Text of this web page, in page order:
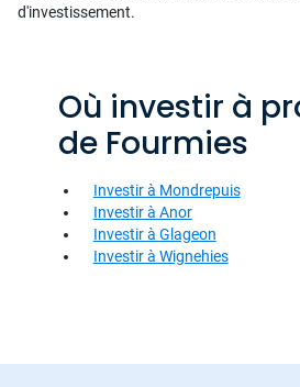
d'investissement.
Où investir à
de Fourmies
Investir à Mondrepuis
Investir à Anor
Investir à Glageon
Investir à Wignehies